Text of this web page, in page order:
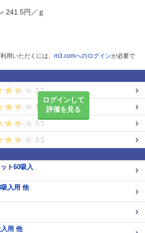
241.5円／ｇ
用いただくには、 m3.comへのログインが必要で
ログインして
評価を見る
ト60吸入
入用 他
用 他